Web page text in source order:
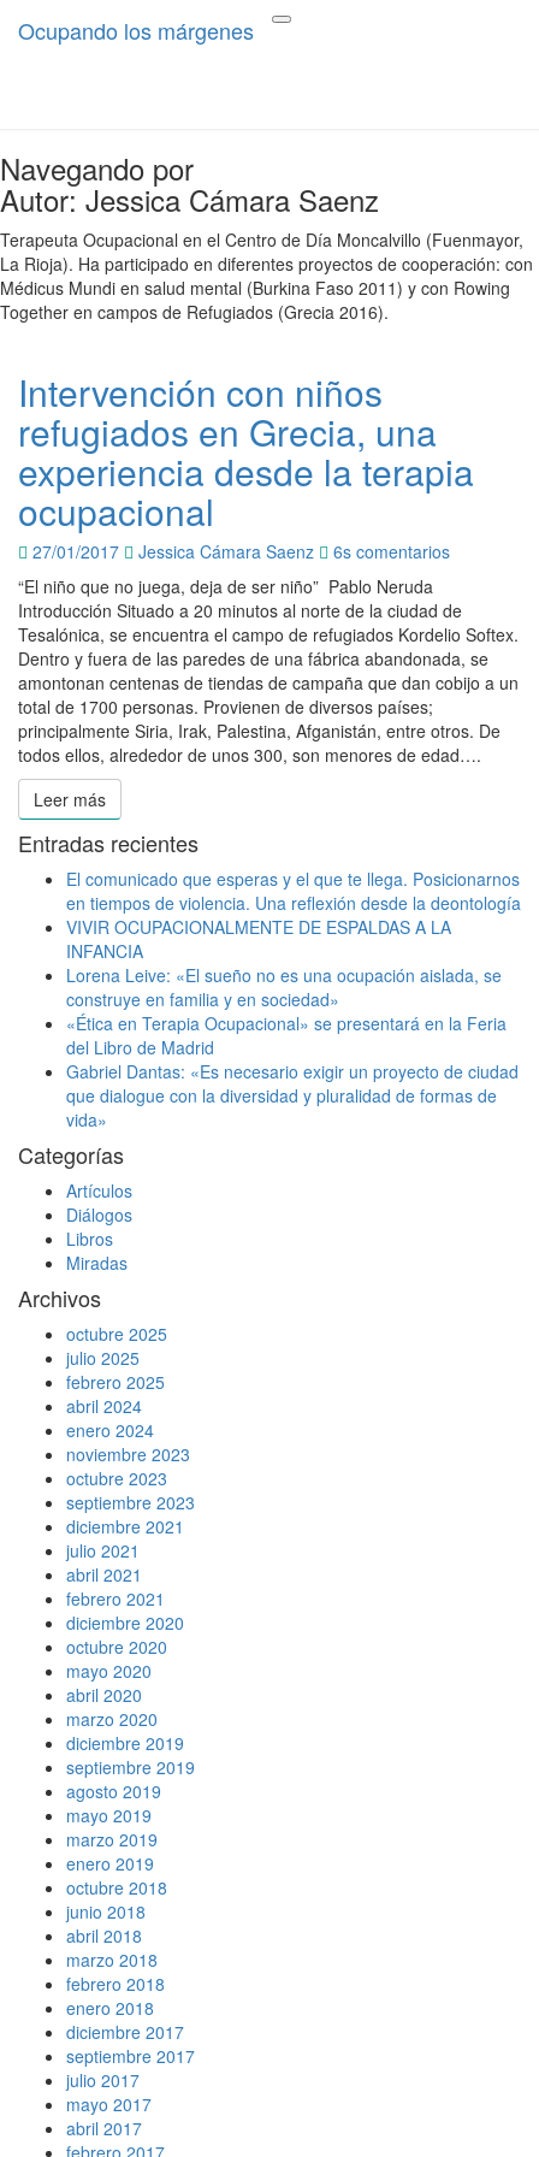
Toggle
Ocupando los márgenes
Ocupando los márgenes
Terapia Ocupacional desde los
Navegando por
Autor:Jessica Cámara Saenz
Terapeuta Ocupacional en el Centro de Día Moncalvillo (Fuenmayor,
La Rioja). Ha participado en diferentes proyectos de cooperación: con
Médicus Mundi en salud mental (Burkina Faso 2011) y con Rowing
Together en campos de Refugiados (Grecia 2016).
Intervención
con
niños
refugiados
en
Grecia,
una
experiencia
desde
la
terapia
ocupacional
Intervención con niños
refugiados en Grecia, una
experiencia desde la terapia
ocupacional
27/01/2017 Jessica Cámara Saenz Comentarios
6s comentarios
“El niño que no juega, deja de ser niño” Pablo Neruda
Introducción Situado a 20 minutos al norte de la ciudad de
Tesalónica, se encuentra el campo de refugiados Kordelio Softex.
Dentro y fuera de las paredes de una fábrica abandonada, se
amontonan centenas de tiendas de campaña que dan cobijo a un
total de 1700 personas. Provienen de diversos países;
principalmente Siria, Irak, Palestina, Afganistán, entre otros. De
todos ellos, alrededor de unos 300, son menores de edad….
Leer másLeer más
Entradas recientes
El comunicado que esperas y el que te llega. Posicionarnos
en tiempos de violencia. Una reflexión desde la deontología
VIVIR OCUPACIONALMENTE DE ESPALDAS A LA
INFANCIA
Lorena Leive: «El sueño no es una ocupación aislada, se
construye en familia y en sociedad»
«Ética en Terapia Ocupacional» se presentará en la Feria
del Libro de Madrid
Gabriel Dantas: «Es necesario exigir un proyecto de ciudad
que dialogue con la diversidad y pluralidad de formas de
vida»
Categorías
Artículos
Diálogos
Libros
Miradas
Archivos
octubre 2025
julio 2025
febrero 2025
abril 2024
enero 2024
noviembre 2023
octubre 2023
septiembre 2023
diciembre 2021
julio 2021
abril 2021
febrero 2021
diciembre 2020
octubre 2020
mayo 2020
abril 2020
marzo 2020
diciembre 2019
septiembre 2019
agosto 2019
mayo 2019
marzo 2019
enero 2019
octubre 2018
junio 2018
abril 2018
marzo 2018
febrero 2018
enero 2018
diciembre 2017
septiembre 2017
julio 2017
mayo 2017
abril 2017
febrero 2017